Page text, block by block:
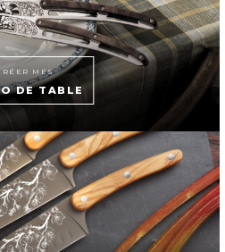
MES
DE TABLE